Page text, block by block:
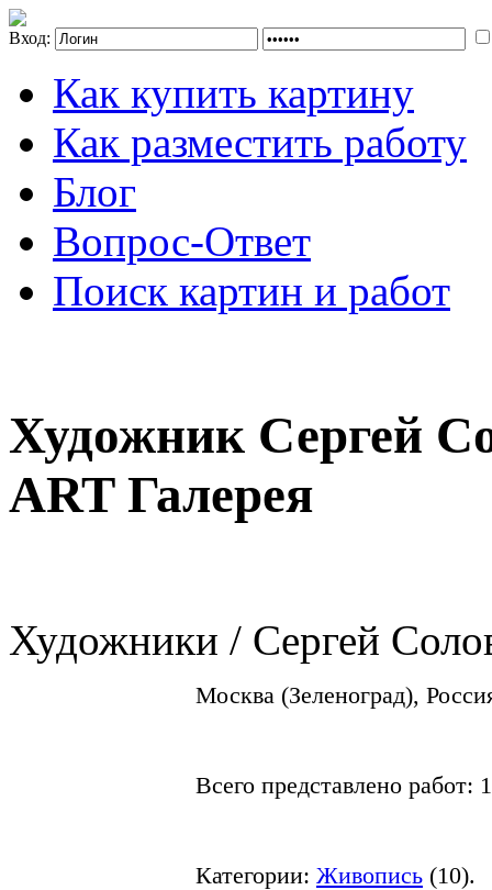
Вход:
Как купить картину
Как разместить работу
Блог
Вопрос-Ответ
Поиск картин и работ
Художник Сергей
ART Галерея
Художники / Сергей
Москва (Зеленоград),
Всего представлено работ:
Категории: Живопись (10).